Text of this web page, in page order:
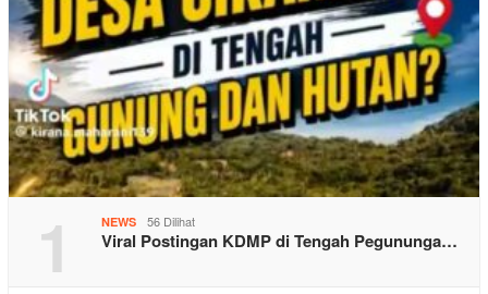
1 NEWS 56 Dilihat
Viral Postingan KDMP di Tengah Pegununga…